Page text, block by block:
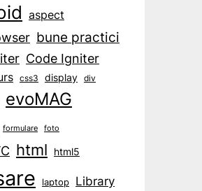
aspect
bune practici
Code Igniter
css3 display div
evoMAG
formulare foto
html html5
laptop Library